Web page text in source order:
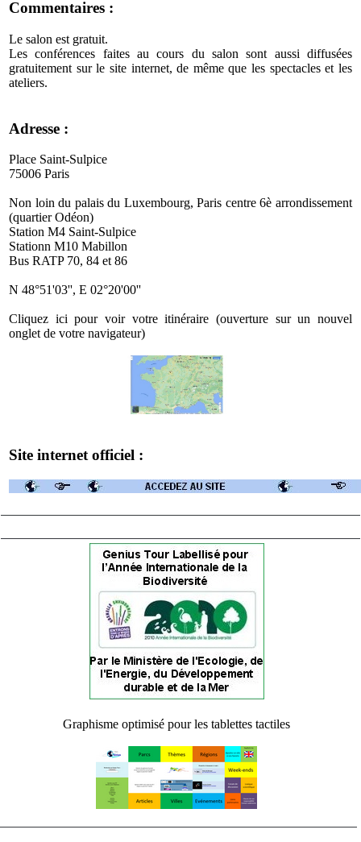
Commentaires :
Le salon est gratuit.
Les conférences faites au cours du salon sont aussi diffusées
gratuitement sur le site internet, de même que les spectacles et les
ateliers.
Adresse :
Place Saint-Sulpice
75006 Paris
Non loin du palais du Luxembourg, Paris centre 6è arrondissement
(quartier Odéon)
Station M4 Saint-Sulpice
Stationn M10 Mabillon
Bus RATP 70, 84 et 86
N 48°51'03'', E 02°20'00''
Cliquez ici pour voir votre itinéraire (ouverture sur un nouvel
onglet de votre navigateur)
Site internet officiel :
Graphisme optimisé pour les tablettes tactiles